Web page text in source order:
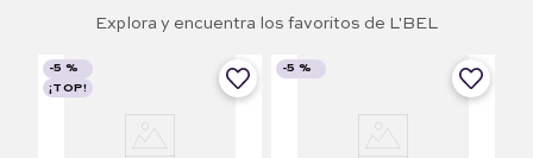
Explora y encuentra los favoritos de L'BEL
-5 %
¡TOP!
-5 %